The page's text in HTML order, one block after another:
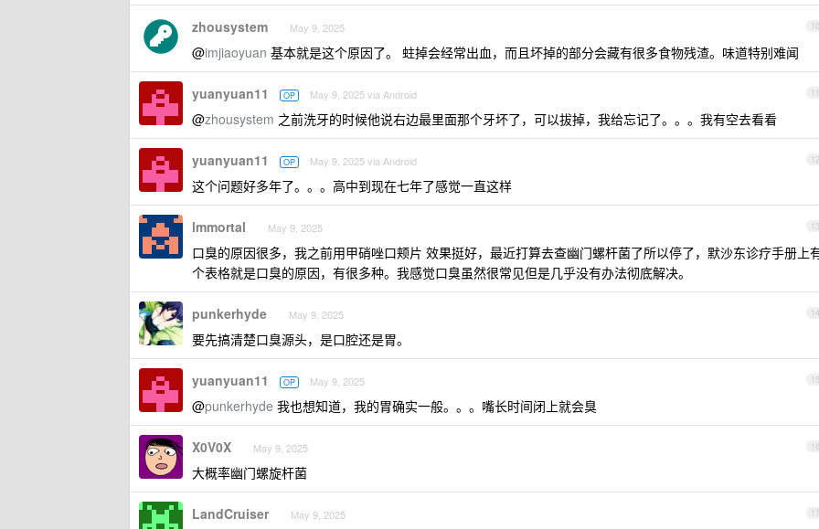
10
zhousystem May 9, 2025
@imjiaoyuan 基本就是这个原因了。 蛀掉会经常出血，而且坏掉的部分会藏有很多食物残渣。味道特别难闻
11
yuanyuan11 OP May 9, 2025 via Android
@zhousystem 之前洗牙的时候他说右边最里面那个牙坏了，可以拔掉，我给忘记了。。。我有空去看看
12
yuanyuan11 OP May 9, 2025 via Android
这个问题好多年了。。。高中到现在七年了感觉一直这样
13
lmmortal May 9, 2025
口臭的原因很多，我之前用甲硝唑口颊片 效果挺好，最近打算去查幽门螺杆菌了所以停了，默沙东诊疗手册上
个表格就是口臭的原因，有很多种。我感觉口臭虽然很常见但是几乎没有办法彻底解决。
14
punkerhyde May 9, 2025
要先搞清楚口臭源头，是口腔还是胃。
15
yuanyuan11 OP May 9, 2025
@punkerhyde 我也想知道，我的胃确实一般。。。嘴长时间闭上就会臭
16
X0V0X May 9, 2025
大概率幽门螺旋杆菌
17
LandCruiser May 9, 2025